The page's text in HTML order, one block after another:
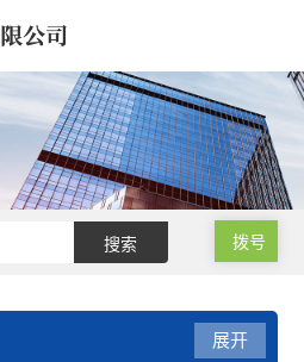
拨号
展开